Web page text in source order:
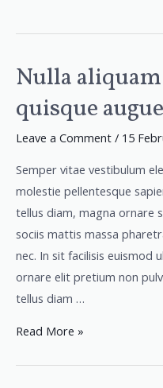
Nulla
quisque
Leave a Comment / 15
Semper vitae vestibulum
molestie pellentesque
tellus diam, magna ornare
sociis mattis massa
nec. In sit facilisis euismod
ornare elit pretium non
tellus diam …
Nulla
egestas
sit
augue
Read More »